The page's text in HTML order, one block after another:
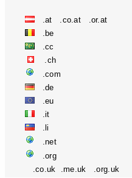
.at .co.at .or.at
.be
.cc
.ch
.com
.de
.eu
.it
.li
.net
.org
.co.uk .me.uk .org.uk